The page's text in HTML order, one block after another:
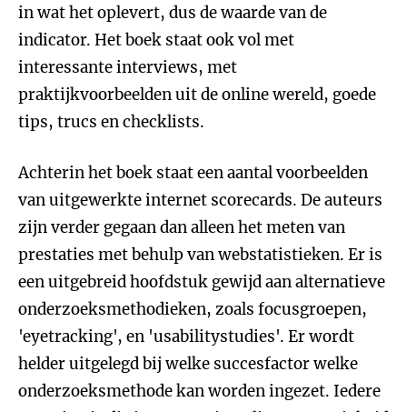
in wat het oplevert, dus de waarde van de
indicator. Het boek staat ook vol met
interessante interviews, met
praktijkvoorbeelden uit de online wereld, goede
tips, trucs en checklists.
Achterin het boek staat een aantal voorbeelden
van uitgewerkte internet scorecards. De auteurs
zijn verder gegaan dan alleen het meten van
prestaties met behulp van webstatistieken. Er is
een uitgebreid hoofdstuk gewijd aan alternatieve
onderzoeksmethodieken, zoals focusgroepen,
'eyetracking', en 'usabilitystudies'. Er wordt
helder uitgelegd bij welke succesfactor welke
onderzoeksmethode kan worden ingezet. Iedere